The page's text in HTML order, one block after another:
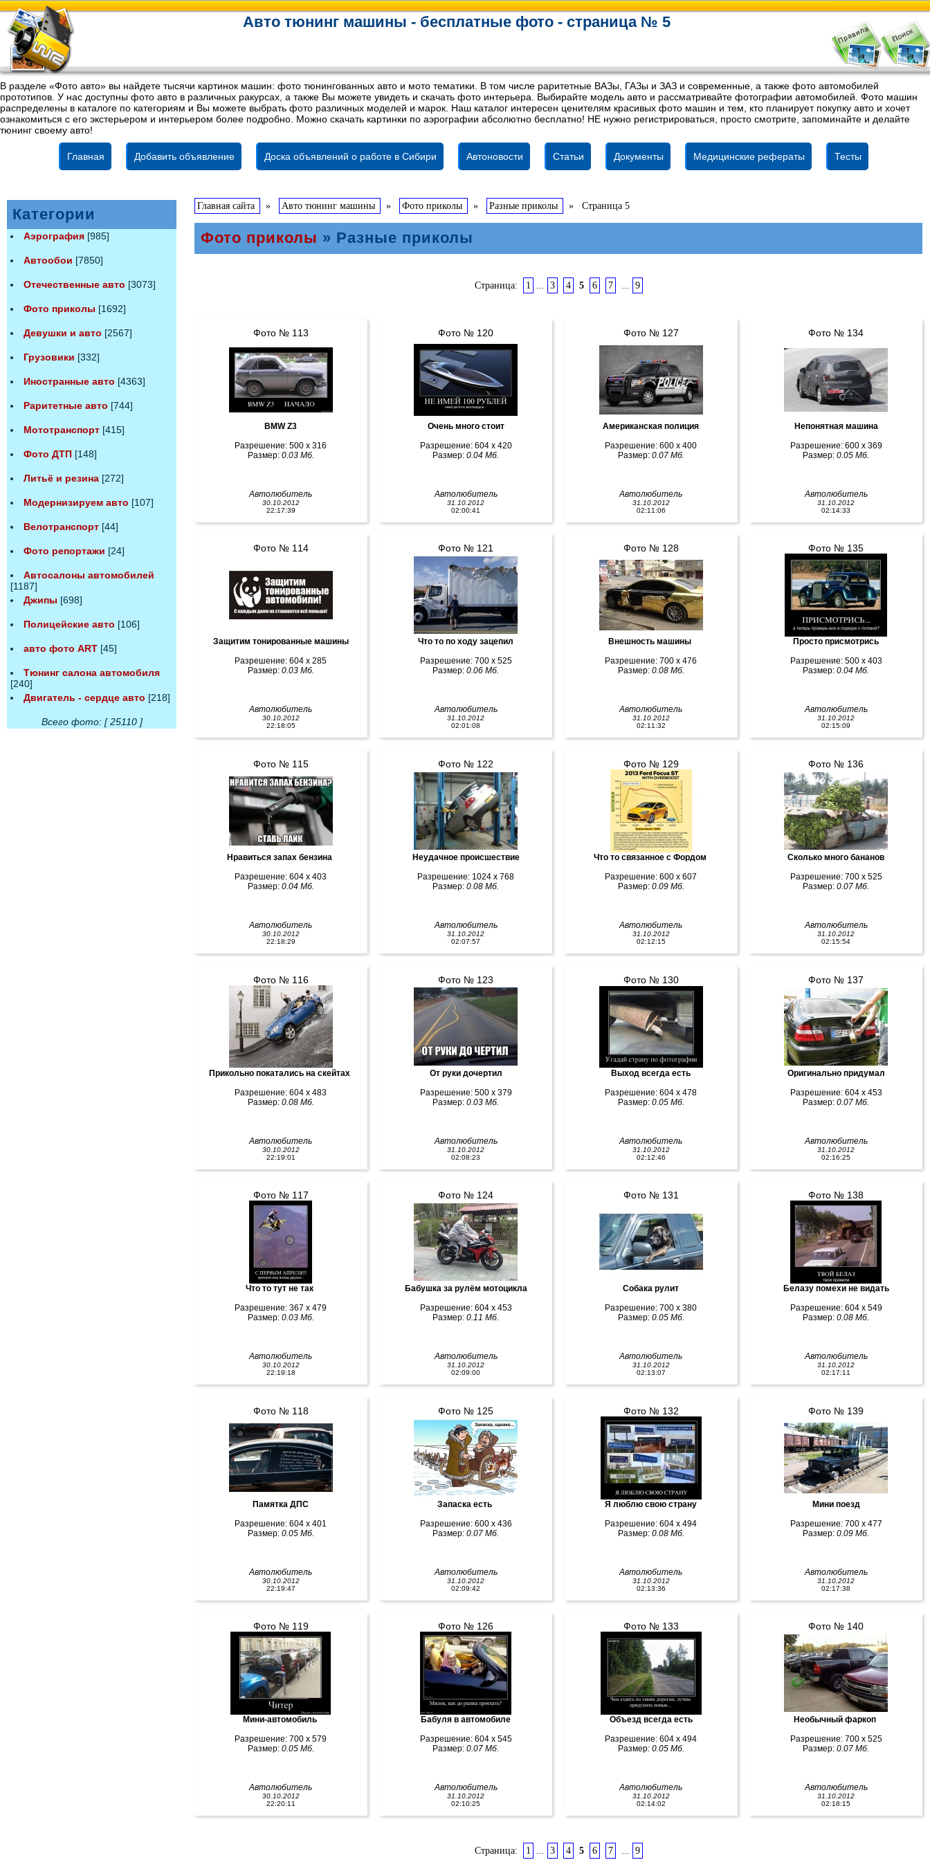
Авто тюнинг машины - бесплатные фото - страница № 5
В разделе «Фото авто» вы найдете тысячи картинок машин: фото тюнингованных авто и мото тематики. В том числе раритетные ВАЗы, ГАЗы и ЗАЗ и современные, а также фото автомобилей
прототипов. У нас доступны фото авто в различных ракурсах, а также Вы можете увидеть и скачать фото интерьера. Выбирайте модель авто и рассматривайте фотографии автомобилей. Фото машин
распределены в каталоге по категориям и Вы можете выбрать фото различных моделей и марок. Наш каталог интересен ценителям красивых фото машин и тем, кто планирует покупку авто и хочет
ознакомиться с его экстерьером и интерьером более подробно. Можно скачать картинки по аэрографии абсолютно бесплатно! НЕ нужно регистрироваться, просто смотрите, запоминайте и делайте
тюнинг своему авто!
Главная Добавить объявление Доска объявлений о работе в Сибири Автоновости Статьи Документы Медицинские рефераты Тесты
Категории
Аэрография [985]
Автообои [7850]
Отечественные авто [3073]
Фото приколы [1692]
Девушки и авто [2567]
Грузовики [332]
Иностранные авто [4363]
Раритетные авто [744]
Мототранспорт [415]
Фото ДТП [148]
Литьё и резина [272]
Модернизируем авто [107]
Велотранспорт [44]
Фото репортажи [24]
Автосалоны автомобилей
[1187]
Джипы [698]
Полицейские авто [106]
авто фото ART [45]
Тюнинг салона автомобиля
[240]
Двигатель - сердце авто [218]
Всего фото: [ 25110 ]
Главная сайта » Авто тюнинг машины » Фото приколы » Разные приколы » Страница 5
Фото приколы » Разные приколы
Страница: 1 ... 3 4 5 6 7 ... 9
Фото № 113
BMW Z3
Разрешение: 500 x 316
Размер: 0.03 Мб.
Автолюбитель
30.10.2012
22:17:39
Фото № 114
Защитим тонированные машины
Разрешение: 604 x 285
Размер: 0.03 Мб.
Автолюбитель
30.10.2012
22:18:05
Фото № 115
Нравиться запах бензина
Разрешение: 604 x 403
Размер: 0.04 Мб.
Автолюбитель
30.10.2012
22:18:29
Фото № 116
Прикольно покатались на скейтах
Разрешение: 604 x 483
Размер: 0.08 Мб.
Автолюбитель
30.10.2012
22:19:01
Фото № 117
Что то тут не так
Разрешение: 367 x 479
Размер: 0.03 Мб.
Автолюбитель
30.10.2012
22:19:18
Фото № 118
Памятка ДПС
Разрешение: 604 x 401
Размер: 0.05 Мб.
Автолюбитель
30.10.2012
22:19:47
Фото № 119
Мини-автомобиль
Разрешение: 700 x 579
Размер: 0.05 Мб.
Автолюбитель
30.10.2012
22:20:11
Фото № 120
Очень много стоит
Разрешение: 604 x 420
Размер:0.04 Мб.
Автолюбитель
31.10.2012
02:00:41
Фото № 121
Что то по ходу зацепил
Разрешение: 700 x 525
Размер:0.06 Мб.
Автолюбитель
31.10.2012
02:01:08
Фото № 122
Неудачное происшествие
Разрешение: 1024 x 768
Размер:0.08 Мб.
Автолюбитель
31.10.2012
02:07:57
Фото № 123
От руки дочертил
Разрешение: 500 x 379
Размер:0.03 Мб.
Автолюбитель
31.10.2012
02:08:23
Фото № 124
Бабушка за рулём мотоцикла
Разрешение: 604 x 453
Размер:0.11 Мб.
Автолюбитель
31.10.2012
02:09:00
Фото № 125
Запаска есть
Разрешение: 600 x 436
Размер:0.07 Мб.
Автолюбитель
31.10.2012
02:09:42
Фото № 126
Бабуля в автомобиле
Разрешение: 604 x 545
Размер:0.07 Мб.
Автолюбитель
31.10.2012
02:10:25
Фото № 127
Американская полиция
Разрешение: 600 x 400
Размер: 0.07 Мб.
Автолюбитель
31.10.2012
02:11:06
Фото № 128
Внешность машины
Разрешение: 700 x 476
Размер: 0.08 Мб.
Автолюбитель
31.10.2012
02:11:32
Фото № 129
Что то связанное с Фордом
Разрешение: 600 x 607
Размер: 0.09 Мб.
Автолюбитель
31.10.2012
02:12:15
Фото № 130
Выход всегда есть
Разрешение: 604 x 478
Размер: 0.05 Мб.
Автолюбитель
31.10.2012
02:12:46
Фото № 131
Собака рулит
Разрешение: 700 x 380
Размер: 0.05 Мб.
Автолюбитель
31.10.2012
02:13:07
Фото № 132
Я люблю свою страну
Разрешение: 604 x 494
Размер: 0.08 Мб.
Автолюбитель
31.10.2012
02:13:36
Фото № 133
Объезд всегда есть
Разрешение: 604 x 494
Размер: 0.05 Мб.
Автолюбитель
31.10.2012
02:14:02
Фото № 134
Непонятная машина
Разрешение: 600 x 369
Размер:0.05 Мб.
Автолюбитель
31.10.2012
02:14:33
Фото № 135
Просто присмотрись
Разрешение: 500 x 403
Размер:0.04 Мб.
Автолюбитель
31.10.2012
02:15:09
Фото № 136
Сколько много бананов
Разрешение: 700 x 525
Размер:0.07 Мб.
Автолюбитель
31.10.2012
02:15:54
Фото № 137
Оригинально придумал
Разрешение: 604 x 453
Размер:0.07 Мб.
Автолюбитель
31.10.2012
02:16:25
Фото № 138
Белазу помехи не видать
Разрешение: 604 x 549
Размер:0.08 Мб.
Автолюбитель
31.10.2012
02:17:11
Фото № 139
Мини поезд
Разрешение: 700 x 477
Размер:0.09 Мб.
Автолюбитель
31.10.2012
02:17:38
Фото № 140
Необычный фаркоп
Разрешение: 700 x 525
Размер:0.07 Мб.
Автолюбитель
31.10.2012
02:18:15
Страница: 1 ... 3 4 5 6 7 ... 9